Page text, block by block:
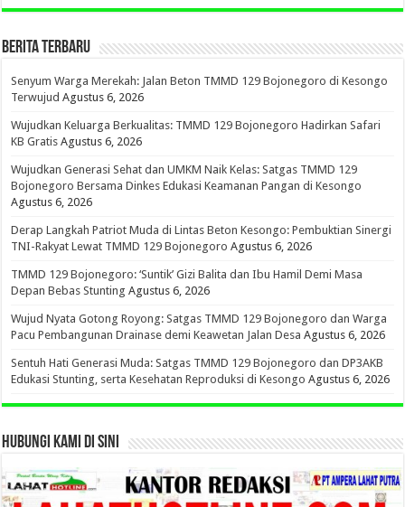
BERITA TERBARU
Senyum Warga Merekah: Jalan Beton TMMD 129 Bojonegoro di Kesongo
Terwujud Agustus 6, 2026
Wujudkan Keluarga Berkualitas: TMMD 129 Bojonegoro Hadirkan Safari
KB Gratis Agustus 6, 2026
Wujudkan Generasi Sehat dan UMKM Naik Kelas: Satgas TMMD 129
Bojonegoro Bersama Dinkes Edukasi Keamanan Pangan di Kesongo
Agustus 6, 2026
Derap Langkah Patriot Muda di Lintas Beton Kesongo: Pembuktian Sinergi
TNI-Rakyat Lewat TMMD 129 Bojonegoro Agustus 6, 2026
TMMD 129 Bojonegoro: ‘Suntik’ Gizi Balita dan Ibu Hamil Demi Masa
Depan Bebas Stunting Agustus 6, 2026
Wujud Nyata Gotong Royong: Satgas TMMD 129 Bojonegoro dan Warga
Pacu Pembangunan Drainase demi Keawetan Jalan Desa Agustus 6, 2026
Sentuh Hati Generasi Muda: Satgas TMMD 129 Bojonegoro dan DP3AKB
Edukasi Stunting, serta Kesehatan Reproduksi di Kesongo Agustus 6, 2026
HUBUNGI KAMI DI SINI